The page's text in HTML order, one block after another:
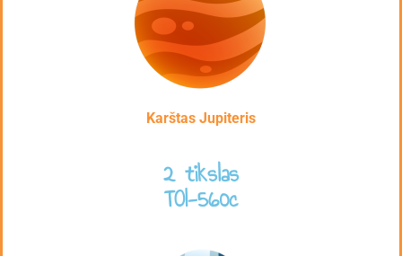
Karštas Jupiteris
2 tikslas
TOI-560c